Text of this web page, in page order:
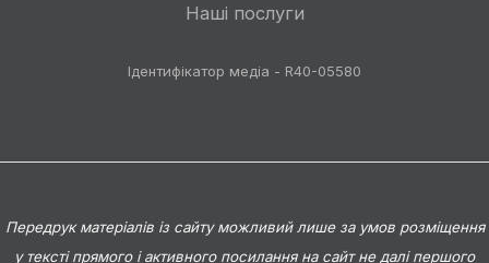
Наші послуги
Ідентифікатор медіа - R40-05580
Передрук матеріалів із сайту можливий лише за умов розміщення
у тексті прямого і активного посилання на сайт не далі першого